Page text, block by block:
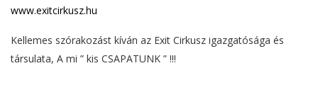
www.exitcirkusz.hu
Kellemes szórakozást kíván az Exit Cirkusz igazgatósága és
társulata, A mi ” kis CSAPATUNK ” !!!